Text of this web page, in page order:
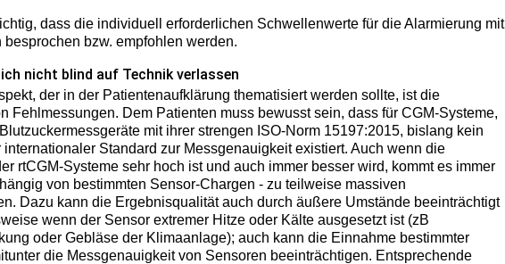
dass die individuell erforderlichen Schwellenwerte für die Alarmierung mit
besprochen bzw. empfohlen werden.
nicht blind auf Technik verlassen
der in der Patientenaufklärung thematisiert werden sollte, ist die
Fehlmessungen. Dem Patienten muss bewusst sein, dass für CGM-Systeme,
mit ihrer strengen ISO-Norm 15197:2015, bislang kein
Standard zur Messgenauigkeit existiert. Auch wenn die
rtCGM-Systeme sehr hoch ist und auch immer besser wird, kommt es immer
von bestimmten Sensor-Chargen - zu teilweise massiven
Dazu kann die Ergebnisqualität auch durch äußere Umstände beeinträchtigt
wenn der Sensor extremer Hitze oder Kälte ausgesetzt ist (zB
oder Gebläse der Klimaanlage); auch kann die Einnahme bestimmter
die Messgenauigkeit von Sensoren beeinträchtigen. Entsprechende